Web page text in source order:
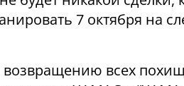
7 октября на
возвращению всех